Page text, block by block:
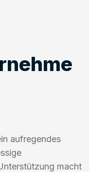
aufregendes
macht